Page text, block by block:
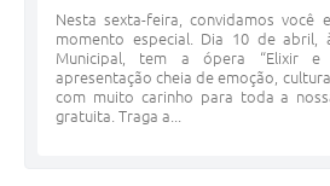
Nesta sexta-feira, convidamos você
momento especial. Dia 10 de abril,
Municipal, tem a ópera “Elixir e
apresentação cheia de emoção,
com muito carinho para toda a
gratuita. Traga a...